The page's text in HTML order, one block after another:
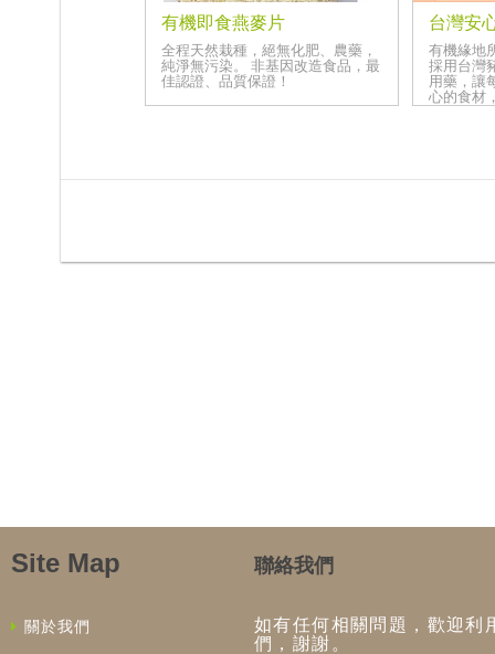
有機即食燕麥片
全程天然栽種，絕無化肥、農藥，
純淨無污染。 非基因改造食品，最
佳認證、品質保證！
台灣安
有機緣地
採用台灣
用藥，讓
心的食材
Site Map
關於我們
聯絡我們
如有任何相關問題，歡迎利
們，謝謝。